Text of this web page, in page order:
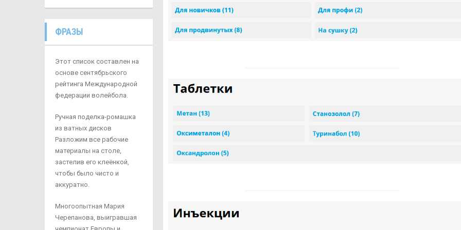
ФРАЗЫ
Этот список составлен на
основе сентябрьского
рейтинга Международной
федерации волейбола.
Ручная поделка-ромашка
из ватных дисков
Разложим все рабочие
материалы на столе,
застелив его клеёнкой,
чтобы было чисто и
аккуратно.
Многоопытная Мария
Черепанова, выигравшая